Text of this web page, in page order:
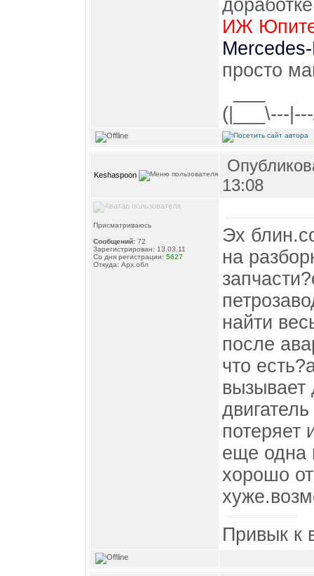
ИЖ
просто
(|___\---
Keshaspoon
13:08
Присматриваюсь
Сообщений: 72
Зарегистрирован: 13.03.11
Со дня регистрации: 5627
Откуда: Арх.обл
Эх
на
найти
после
что
вызывает
потеряет
еще одна
хорошо
Привык к